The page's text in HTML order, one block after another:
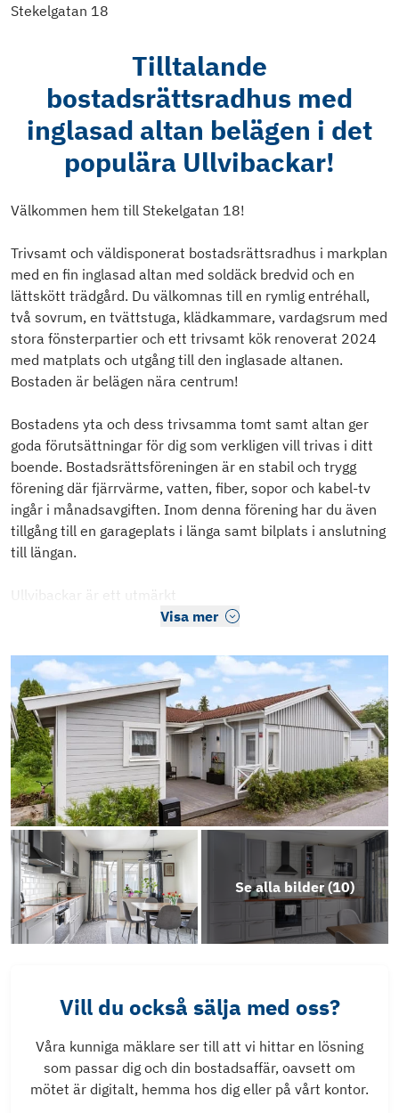
Stekelgatan 18
Tilltalande
bostadsrättsradhus med
inglasad altan belägen i det
populära Ullvibackar!
Välkommen hem till Stekelgatan 18!
Trivsamt och väldisponerat bostadsrättsradhus i markplan
med en fin inglasad altan med soldäck bredvid och en
lättskött trädgård. Du välkomnas till en rymlig entréhall,
två sovrum, en tvättstuga, klädkammare, vardagsrum med
stora fönsterpartier och ett trivsamt kök renoverat 2024
med matplats och utgång till den inglasade altanen.
Bostaden är belägen nära centrum!
Bostadens yta och dess trivsamma tomt samt altan ger
goda förutsättningar för dig som verkligen vill trivas i ditt
boende. Bostadsrättsföreningen är en stabil och trygg
förening där fjärrvärme, vatten, fiber, sopor och kabel-tv
ingår i månadsavgiften. Inom denna förening har du även
tillgång till en garageplats i länga samt bilplats i anslutning
till längan.
Ullvibackar är ett utmärkt
Visa mer
Se alla bilder (10)
Vill du också sälja med oss?
Våra kunniga mäklare ser till att vi hittar en lösning
som passar dig och din bostadsaffär, oavsett om
mötet är digitalt, hemma hos dig eller på vårt kontor.